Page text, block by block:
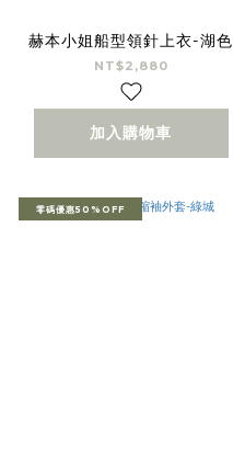
赫本小姐船型領針上衣-湖色
NT$2,880
加入購物車
零碼優惠50%OFF